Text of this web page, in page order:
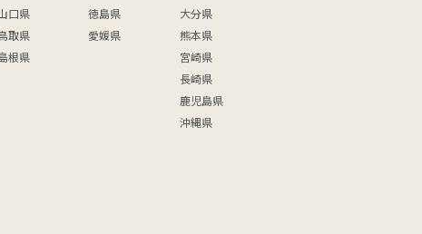
口県
取県
根県
徳島県
愛媛県
大分県
熊本県
宮崎県
長崎県
鹿児島県
沖縄県